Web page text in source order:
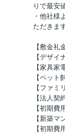
りで最安
・他社様
ただきま
【敷金礼
【デザイ
【家具家
【ペット
【ファミ
【法人契
【初期費
【新築マ
【初期費